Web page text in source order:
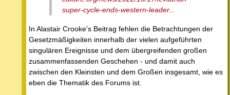
super-cycle-ends-western-leader...
In Alastair Crooke's Beitrag fehlen die Betrachtungen der
Gesetzmäßigkeiten innerhalb der vielen aufgeführten
singulären Ereignisse und dem übergreifenden großen
zusammenfassenden Geschehen - und damit auch
zwischen den Kleinsten und dem Großen insgesamt, wie es
eben die Thematik des Forums ist.